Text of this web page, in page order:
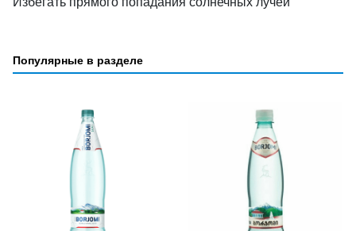
Популярные в разделе